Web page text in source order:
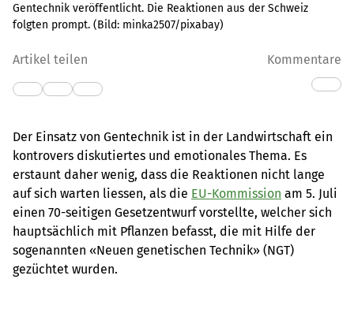
Gentechnik veröffentlicht. Die Reaktionen aus der Schweiz
folgten prompt. (Bild: minka2507/pixabay)
Artikel teilen Kommentare
Der Einsatz von Gentechnik ist in der Landwirtschaft ein
kontrovers diskutiertes und emotionales Thema. Es
erstaunt daher wenig, dass die Reaktionen nicht lange
auf sich warten liessen, als die EU-Kommission am 5. Juli
einen 70-seitigen Gesetzentwurf vorstellte, welcher sich
hauptsächlich mit Pflanzen befasst, die mit Hilfe der
sogenannten «Neuen genetischen Technik» (NGT)
gezüchtet wurden.